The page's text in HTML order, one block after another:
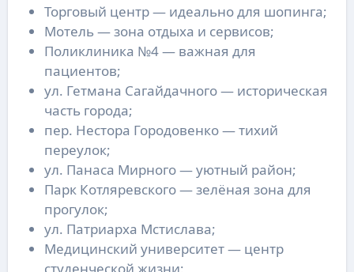
Торговый центр — идеально для шопинга;
Мотель — зона отдыха и сервисов;
Поликлиника №4 — важная для
пациентов;
ул. Гетмана Сагайдачного — историческая
часть города;
пер. Нестора Городовенко — тихий
переулок;
ул. Панаса Мирного — уютный район;
Парк Котляревского — зелёная зона для
прогулок;
ул. Патриарха Мстислава;
Медицинский университет — центр
студенческой жизни;